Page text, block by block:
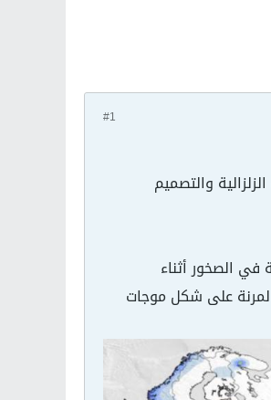
#1
والتصميم
في الصخور أثناء
على شكل موجات